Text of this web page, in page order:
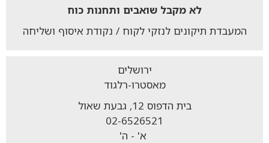
לא מקבל שואבים ותחנות כוח
המעבדת תיקונים לנזקי לקוח / נקודת איסוף ושליחה
ירושלים
מאסטרו-רלגוד
בית הדפוס 12, גבעת שאול
02-6526521
א' - ה'